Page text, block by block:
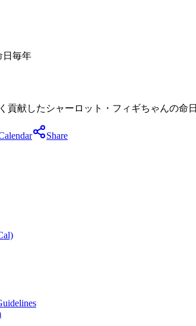
日 毎年
貢献したシャーロット・フィギちゃんの命日
Share